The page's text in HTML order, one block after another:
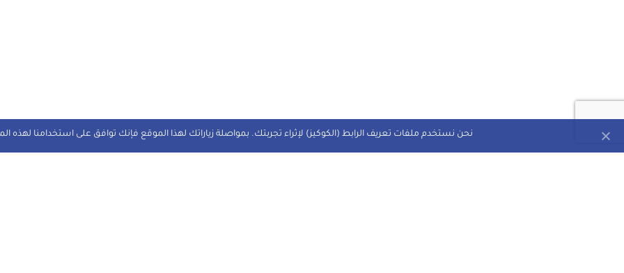
نحن نستخدم ملفات تعريف الرابط (الكوكيز) لإثراء تجربتك. بمواصلة زياراتك لهذا الموقع فإنك توافق على استخدامنا لهذه